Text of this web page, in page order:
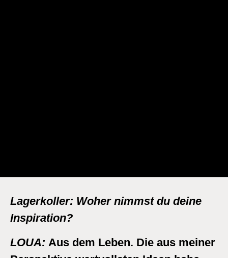
Lagerkoller: Woher nimmst du deine
Inspiration?
LOUA: Aus dem Leben. Die aus meiner